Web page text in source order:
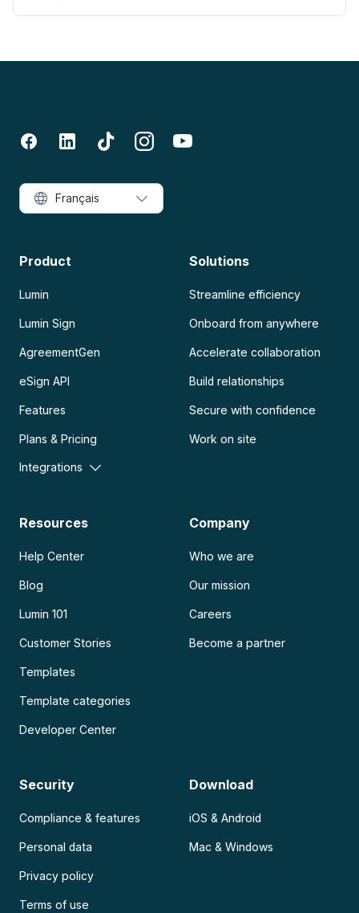
Product
Lumin
Lumin Sign
AgreementGen
eSign API
Features
Plans & Pricing
Integrations
Solutions
Streamline efficiency
Onboard from anywhere
Accelerate collaboration
Build relationships
Secure with confidence
Work on site
Resources
Help Center
Blog
Lumin 101
Customer Stories
Templates
Template categories
Developer Center
Company
Who we are
Our mission
Careers
Become a partner
Security
Compliance & features
Personal data
Privacy policy
Terms of use
Download
iOS & Android
Mac & Windows
Français